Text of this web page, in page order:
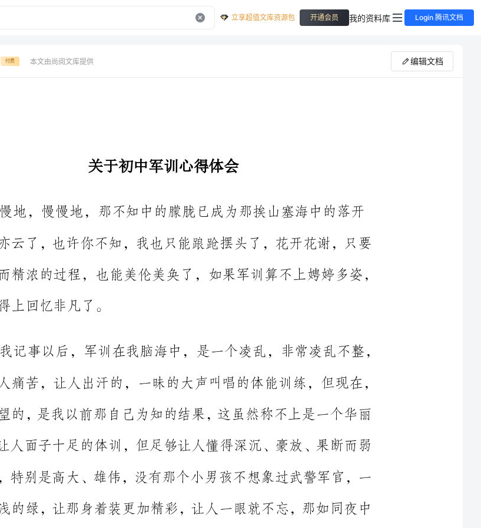
立享超值文库资源包 开通会员 我的资料库 Login 腾讯文档
付费 本文由尚阅文库提供 编辑文档
做不好呢?虽然会由皮上之痛，但那让人感悟很多，思考很多。就如
同一个严丝紧缝的固体，如果有一点失误，肯定是全体受累，这让我
慢慢地，慢慢地，那不知中的朦胧已成为那挨山塞海中的落开
有那短而精浓的过程，也能美伦美奂了，如果军训算不上娉婷多姿，
也可称得上回忆非凡了。
在我记事以后，军训在我脑海中，是一个凌乱，非常凌乱不整，
高贵，让人面子十足的体训，但足够让人懂得深沉、豪放、果断而弱
弱绵长，特别是高大、雄伟，没有那个小男孩不想象过武警军官，一
那若隐若现的绿，那千变万化的绿。